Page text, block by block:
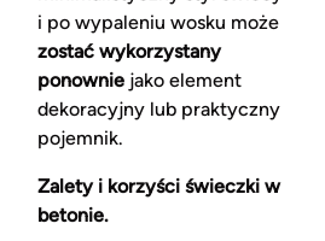
i po wypaleniu wosku może
zostać wykorzystany
ponowniejako element
dekoracyjny lub praktyczny
pojemnik.
Zalety i korzyści świeczki w
betonie.